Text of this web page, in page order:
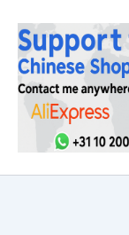
naar
inhoud